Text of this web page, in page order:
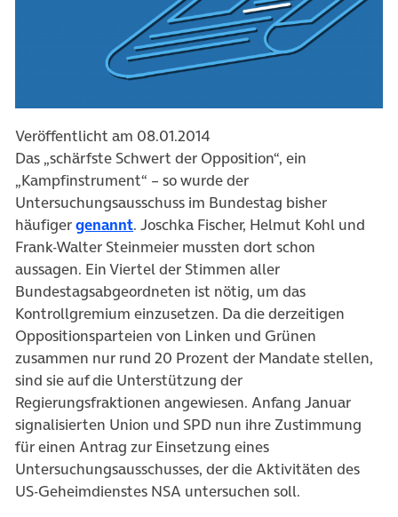
Veröffentlicht am 08.01.2014
Das „schärfste Schwert der Opposition“, ein
„Kampfinstrument“ – so wurde der
Untersuchungsausschuss im Bundestag bisher
häufigergenannt. Joschka Fischer, Helmut Kohl und
Frank-Walter Steinmeier mussten dort schon
aussagen. Ein Viertel der Stimmen aller
Bundestagsabgeordneten ist nötig, um das
Kontrollgremium einzusetzen. Da die derzeitigen
Oppositionsparteien von Linken und Grünen
zusammen nur rund 20 Prozent der Mandate stellen,
sind sie auf die Unterstützung der
Regierungsfraktionen angewiesen. Anfang Januar
signalisierten Union und SPD nun ihre Zustimmung
für einen Antrag zur Einsetzung eines
Untersuchungsausschusses, der die Aktivitäten des
US-Geheimdienstes NSA untersuchen soll.